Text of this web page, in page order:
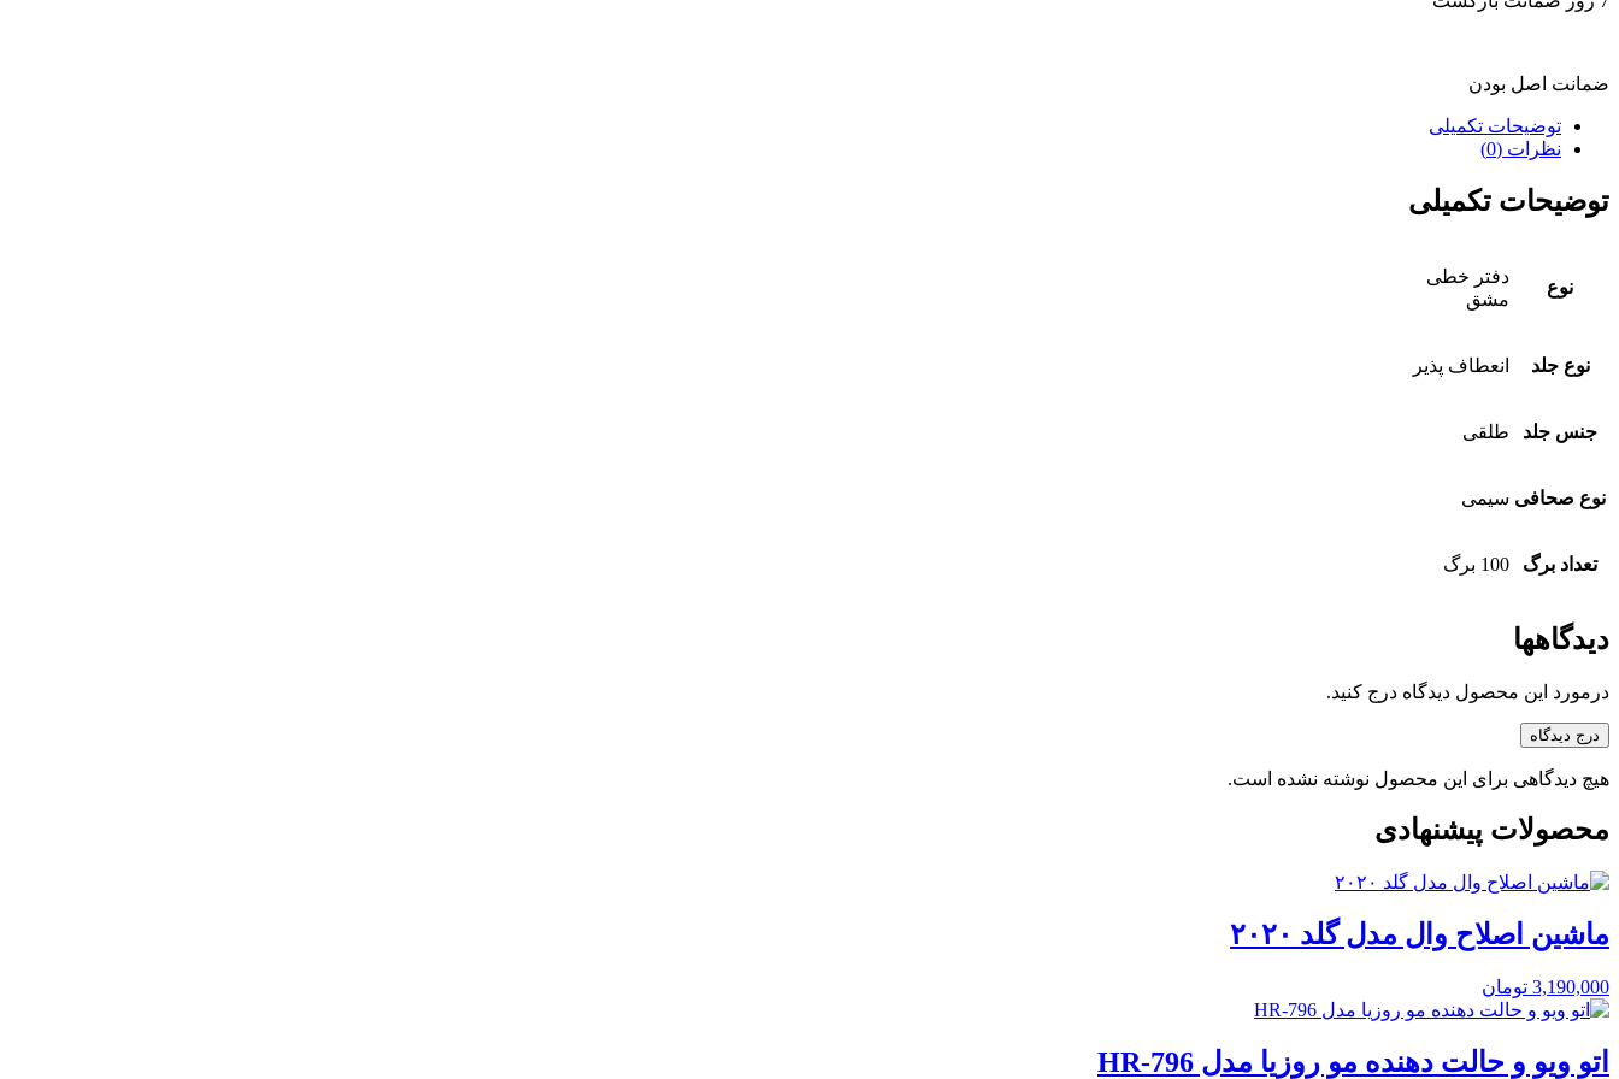
ضمانت اصل بودن
توضیحات تکمیلی
نظرات (0)
توضیحات تکمیلی
نوع
دفتر خطی
مشق
نوع جلد انعطاف پذیر
جنس جلد طلقی
نوع صحافی سیمی
تعداد برگ 100 برگ
دیدگاهها
درمورد این محصول دیدگاه درج کنید.
درج دیدگاه
هیچ دیدگاهی برای این محصول نوشته نشده است.
محصولات پیشنهادی
ماشین اصلاح وال مدل گلد ۲۰۲۰
3,190,000 تومان
اتو ویو و حالت دهنده مو روزیا مدل HR-796